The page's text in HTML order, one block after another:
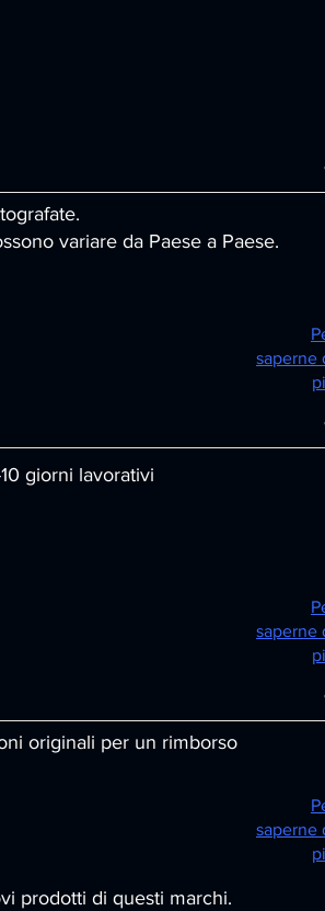
variare da Paese a Paese.
saperne
giorni lavorativi
saperne
originali per un rimborso
saperne
prodotti di questi marchi.